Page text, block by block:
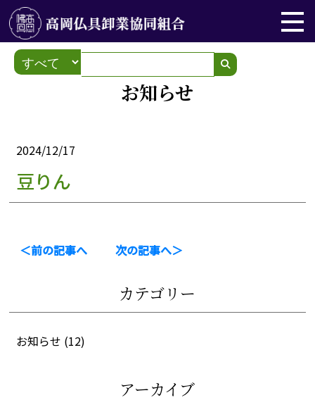
お知らせ
2024/12/17
豆りん
＜前の記事へ 次の記事へ＞
カテゴリー
お知らせ (12)
アーカイブ